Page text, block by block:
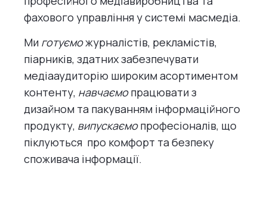
фахового управління у системі масмедіа.
Ми готуєможурналістів, рекламістів,
піарників, здатних забезпечувати
медіааудиторію широким асортиментом
контенту, навчаємопрацювати з
дизайном та пакуванням інформаційного
продукту, випускаємопрофесіоналів, що
піклуються про комфорт та безпеку
споживача інформації.